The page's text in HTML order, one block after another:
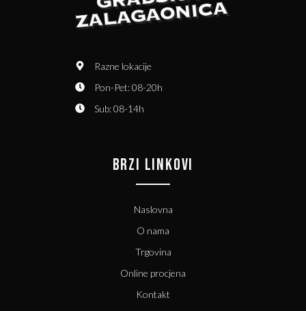
Razne lokacije
Pon-Pet: 08-20h
Sub: 08-14h
BRZI LINKOVI
Naslovna
O nama
Trgovina
Online procjena
Kontakt